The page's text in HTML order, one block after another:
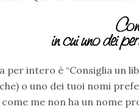
per intero è “Consiglia un
o uno dei tuoi nomi
me non ha un nome